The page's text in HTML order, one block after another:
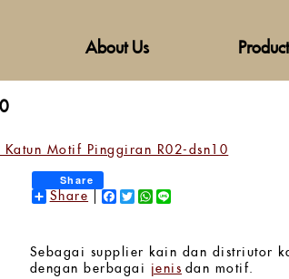
About Us
Katun Motif Pinggiran R02-dsn10
Share
Share Facebook
TwitterWhatsApp
Sebagai supplier kain dan distriutor
dengan berbagai jenis dan motif.